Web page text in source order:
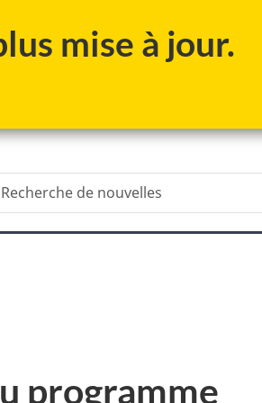
mise à jour.
Recherche
programme